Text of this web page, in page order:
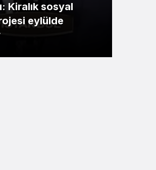
Kiralık sosyal
eylülde